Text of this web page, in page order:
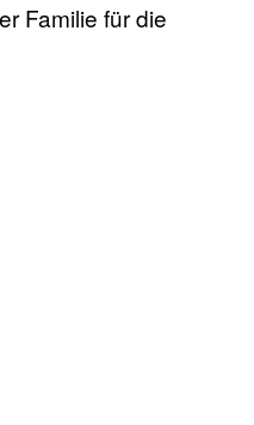
Familie für die